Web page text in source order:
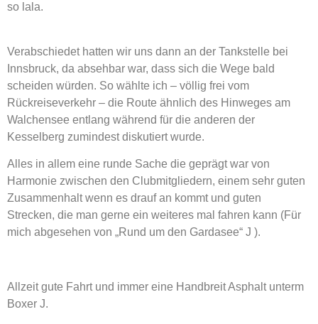
so lala.
Verabschiedet hatten wir uns dann an der Tankstelle bei
Innsbruck, da absehbar war, dass sich die Wege bald
scheiden würden. So wählte ich – völlig frei vom
Rückreiseverkehr – die Route ähnlich des Hinweges am
Walchensee entlang während für die anderen der
Kesselberg zumindest diskutiert wurde.
Alles in allem eine runde Sache die geprägt war von
Harmonie zwischen den Clubmitgliedern, einem sehr guten
Zusammenhalt wenn es drauf an kommt und guten
Strecken, die man gerne ein weiteres mal fahren kann (Für
mich abgesehen von „Rund um den Gardasee“ J ).
Allzeit gute Fahrt und immer eine Handbreit Asphalt unterm
Boxer J.